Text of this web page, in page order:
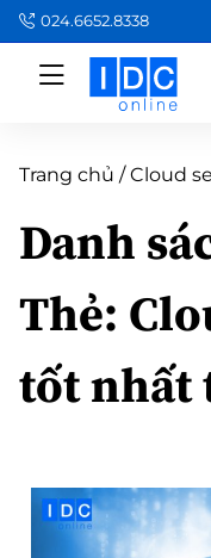
024.6652.8338
Trang chủ /Cloud
Danh
Thẻ:
tốt nhất